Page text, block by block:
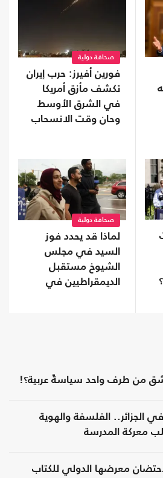
صحافة دولية
فورين أفيرز: حرب إيران
تكشف مأزق أمريكا
في الشرق الأوسط
وحان وقت الانسحاب
صحافة دولية
لماذا قد يحدد فوز
السيد في مجلس
الشيوخ مستقبل
الديمقراطيين في
من طرف واحد سياسةً عربية؟!
الجزائر.. الفلسفة والهوية
معركة المدرسة
معرضها الدولي للكتاب